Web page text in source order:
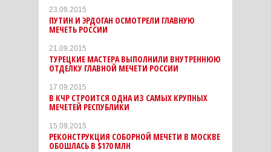
23.09.2015
ПУТИН И ЭРДОГАН ОСМОТРЕЛИ ГЛАВНУЮ
МЕЧЕТЬ РОССИИ
21.09.2015
ТУРЕЦКИЕ МАСТЕРА ВЫПОЛНИЛИ ВНУТРЕННЮЮ
ОТДЕЛКУ ГЛАВНОЙ МЕЧЕТИ РОССИИ
17.09.2015
В КЧР СТРОИТСЯ ОДНА ИЗ САМЫХ КРУПНЫХ
МЕЧЕТЕЙ РЕСПУБЛИКИ
15.09.2015
РЕКОНСТРУКЦИЯ СОБОРНОЙ МЕЧЕТИ В МОСКВЕ
ОБОШЛАСЬ В $170 МЛН